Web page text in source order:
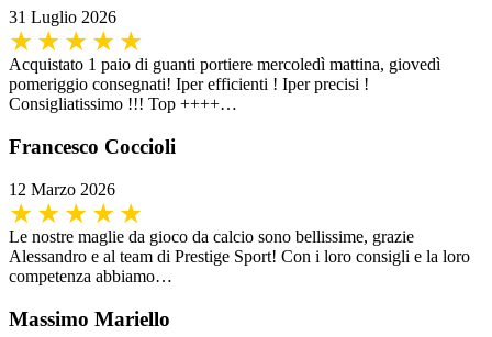
31 Luglio 2026
Acquistato 1 paio di guanti portiere mercoledì mattina, giovedì
pomeriggio consegnati! Iper efficienti ! Iper precisi !
Consigliatissimo !!! Top ++++…
Francesco Coccioli
12 Marzo 2026
Le nostre maglie da gioco da calcio sono bellissime, grazie
Alessandro e al team di Prestige Sport! Con i loro consigli e la loro
competenza abbiamo…
Massimo Mariello